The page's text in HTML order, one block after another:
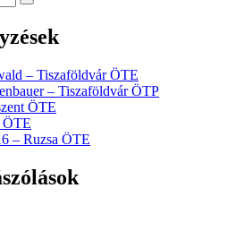
– Tiszaföldvár ÖTE
– Tiszaföldvár ÖTP
ÖTE
ÖTE
– Ruzsa ÖTE